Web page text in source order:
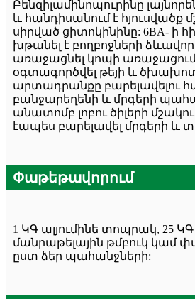
Բենզիլամինոպուրինը
և հանդիսանում է հյուսվածք
սիրված ցիտոկինինը: 6BA- ի
խթանել է բողբոջների
առաջացնել կոպի
օգտագործվել թեյի և
արտադրանքը բարելավելու
բանջարեղենի և մրգերի
անատոմբ լոբու ծիլերի
էապես բարելավել մրգերի և
Փաթեթավորում
1 ԿԳ ալյումինե տոպրակ, 25
մանրաթելային թմբուկ կամ
ըստ ձեր պահանջների: